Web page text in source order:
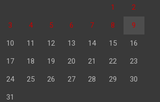
1 2
3 4 5 6 7 8 9
10 11 12 13 14 15 16
17 18 19 20 21 22 23
24 25 26 27 28 29 30
31